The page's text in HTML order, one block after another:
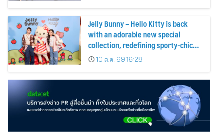
Jelly Bunny – Hello Kitty is back
with an adorable new special
collection, redefining sporty-chic
fashion by blending timeless
classics with playful fun
10 ส.ค. 69 16:28